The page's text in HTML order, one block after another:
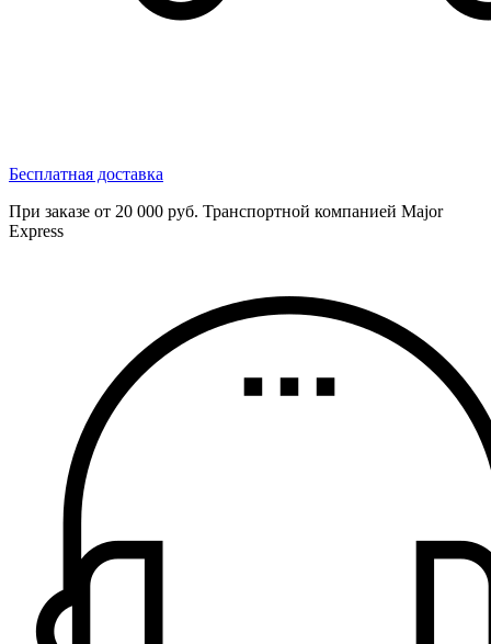
Бесплатная доставка
При заказе от 20 000 руб. Транспортной компанией Major
Express